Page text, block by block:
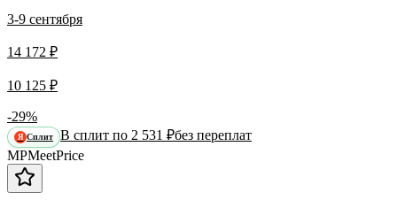
3-9 сентября
14 172 ₽
10 125 ₽
-29%
Я Сплит В сплит по 2 531 ₽без переплат
MPMeetPrice